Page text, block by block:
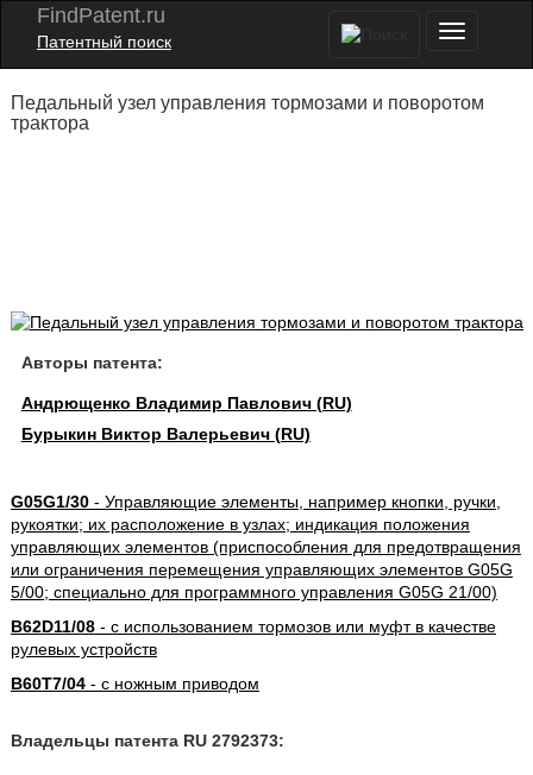
FindPatent.ru
Патентный поиск
Педальный узел управления тормозами и поворотом
трактора
Авторы патента:
Андрющенко Владимир Павлович (RU)
Бурыкин Виктор Валерьевич (RU)
G05G1/30- Управляющие элементы, например кнопки, ручки,
рукоятки; их расположение в узлах; индикация положения
управляющих элементов (приспособления для предотвращения
или ограничения перемещения управляющих элементов G05G
5/00; специально для программного управления G05G 21/00)
B62D11/08- с использованием тормозов или муфт в качестве
рулевых устройств
B60T7/04- с ножным приводом
Владельцы патента RU 2792373: